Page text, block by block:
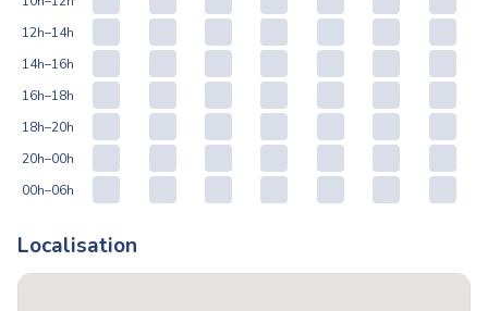
12h–14h
14h–16h
16h–18h
18h–20h
20h–00h
00h–06h
Localisation